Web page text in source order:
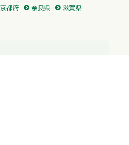
京都府 奈良県
滋賀県